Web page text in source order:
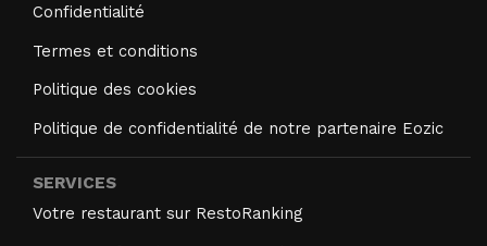
Confidentialité
Termes et conditions
Politique des cookies
Politique de confidentialité de notre partenaire Eozic
SERVICES
Votre restaurant sur RestoRanking